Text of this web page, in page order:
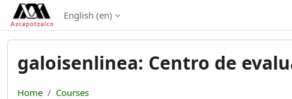
Skip to main content
English ‎(en)‎
galoisenlinea: Centro de
Home Courses